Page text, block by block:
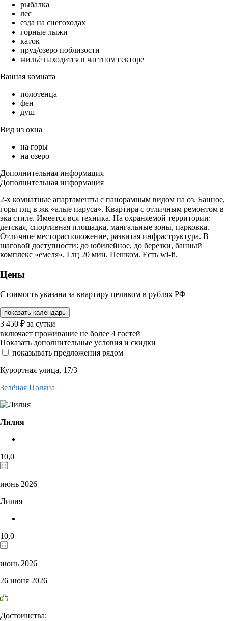
рыбалка
лес
езда на снегоходах
горные лыжи
каток
пруд/озеро поблизости
жильё находится в частном секторе
Ванная комната
полотенца
фен
душ
Вид из окна
на горы
на озеро
Дополнительная информация
Дополнительная информация
2-х комнатные апартаменты с панорамным видом на оз. Банное,
горы глц в жк «алые паруса». Квартира с отличным ремонтом в
эка стиле. Имеется вся техника. На охраняемой территории:
детская, спортивная площадка, мангальные зоны, парковка.
Отличное месторасположение, развитая инфраструктура. В
шаговой доступности: до юбилейное, до березки, банный
комплекс «емеля». Глц 20 мин. Пешком. Есть wi-fi.
Цены
Стоимость указана за квартиру целиком в рублях РФ
показать календарь
3 450 ₽ за сутки
включает проживание не более 4 гостей
Показать дополнительные условия и скидки
показывать предложения рядом
Курортная улица, 17/3
Зелёная Поляна
Лилия
10,0
июнь 2026
Лилия
10,0
июнь 2026
26 июня 2026
Достоинства: